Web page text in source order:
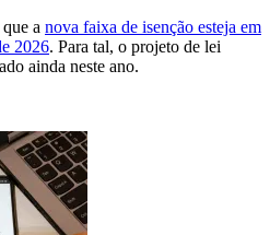
a nova faixa de isenção esteja em
2026. Para tal, o projeto de lei
ainda neste ano.